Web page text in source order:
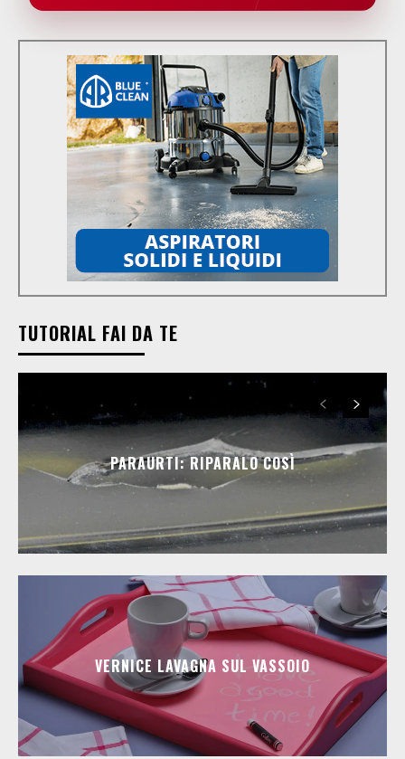
TUTORIAL FAI DA TE
PARAURTI: RIPARALO COSÌ
VERNICE LAVAGNA SUL VASSOIO